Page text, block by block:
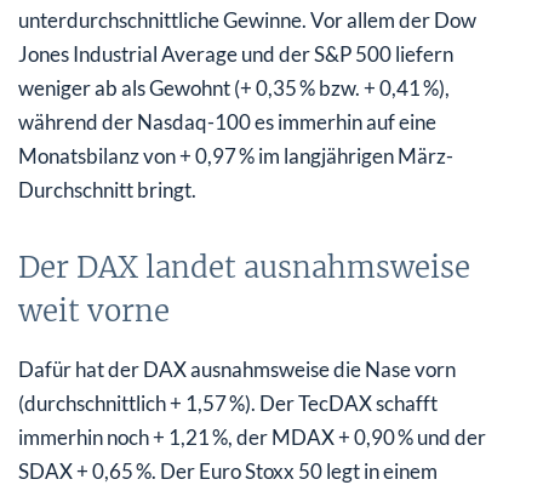
unterdurchschnittliche Gewinne. Vor allem der Dow
Jones Industrial Average und der S&P 500 liefern
weniger ab als Gewohnt (+ 0,35 % bzw. + 0,41 %),
während der Nasdaq-100 es immerhin auf eine
Monatsbilanz von + 0,97 % im langjährigen März-
Durchschnitt bringt.
Der DAX landet ausnahmsweise
weit vorne
Dafür hat der DAX ausnahmsweise die Nase vorn
(durchschnittlich + 1,57 %). Der TecDAX schafft
immerhin noch + 1,21 %, der MDAX + 0,90 % und der
SDAX + 0,65 %. Der Euro Stoxx 50 legt in einem